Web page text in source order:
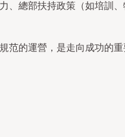
、總部扶持政策（如培訓
的運營，是走向成功的重